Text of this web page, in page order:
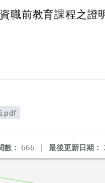
職前教育課程之證
.pdf
最後更新日期：
數： 666 |